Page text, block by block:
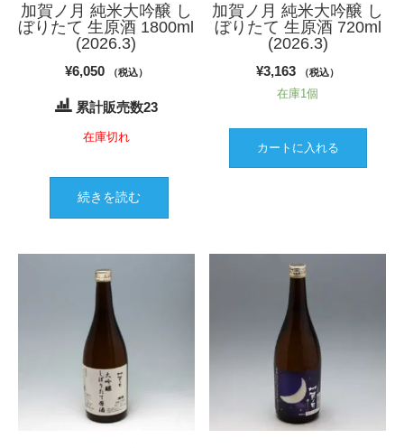
加賀ノ月 純米大吟醸 し
ぼりたて 生原酒 1800ml
(2026.3)
¥6,050 （税込）
累計販売数23
在庫切れ
続きを読む
加賀ノ月 純米大吟醸 し
ぼりたて 生原酒 720ml
(2026.3)
¥3,163 （税込）
在庫1個
カートに入れる